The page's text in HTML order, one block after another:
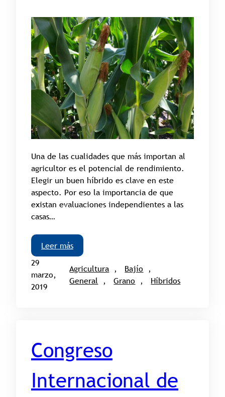
Una de las cualidades que más importan al
agricultor es el potencial de rendimiento.
Elegir un buen híbrido es clave en este
aspecto. Por eso la importancia de que
existan evaluaciones independientes a las
casas…
Leer más
29
marzo,
2019
Agricultura , Bajío
General , Grano , Híbridos
Congreso
Internacional de